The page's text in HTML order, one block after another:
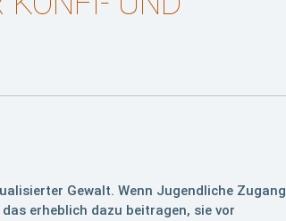
Gewalt. Wenn Jugendliche Zugang
erheblich dazu beitragen, sie vor